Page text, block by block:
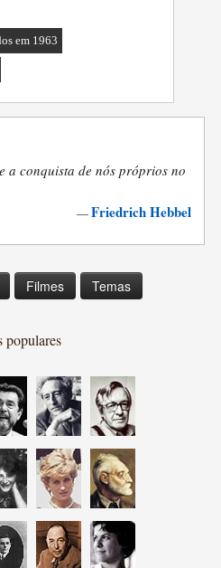
em 1963
a conquista de nós próprios no
—Friedrich Hebbel
Filmes Temas
populares